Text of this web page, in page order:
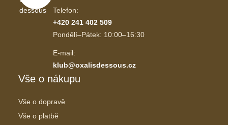
Telefon:
+420 241 402 509
Pondělí–Pátek: 10:00–16:30
E-mail:
klub@oxalisdessous.cz
Vše o nákupu
Vše o dopravě
Vše o platbě